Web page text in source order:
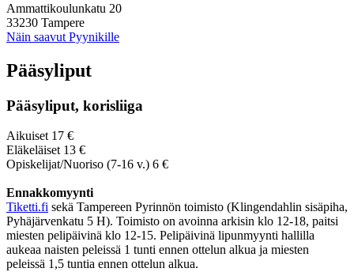
Ammattikoulunkatu 20
33230 Tampere
Näin saavut Pyynikille
Pääsyliput
Pääsyliput, korisliiga
Aikuiset 17 €
Eläkeläiset 13 €
Opiskelijat/Nuoriso (7-16 v.) 6 €
Ennakkomyynti
Tiketti.fi sekä Tampereen Pyrinnön toimisto (Klingendahlin sisäpiha,
Pyhäjärvenkatu 5 H). Toimisto on avoinna arkisin klo 12-18, paitsi
miesten pelipäivinä klo 12-15. Pelipäivinä lipunmyynti hallilla
aukeaa naisten peleissä 1 tunti ennen ottelun alkua ja miesten
peleissä 1,5 tuntia ennen ottelun alkua.